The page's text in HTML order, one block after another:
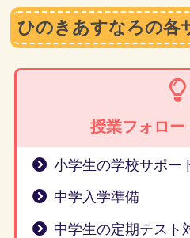
ひのきあすなろの各
授業フォロー
小学生の学校サポー
中学入学準備
中学生の定期テスト